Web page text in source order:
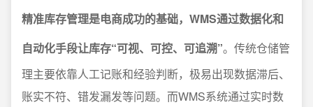
精准库存管理是电商成功的基础，WMS通过数据化和
自动化手段让库存“可视、可控、可追溯”。传统仓储管
理主要依靠人工记账和经验判断，极易出现数据滞后、
账实不符、错发漏发等问题。而WMS系统通过实时数